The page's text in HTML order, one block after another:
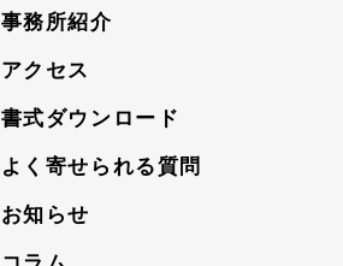
事務所紹介
アクセス
書式ダウンロード
よく寄せられる質問
お知らせ